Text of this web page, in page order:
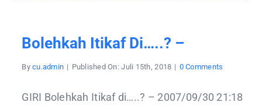
Bolehkah Itikaf Di…..? –
Bycu.admin | Published On: Juli 15th, 2018 | 0 Comments
di…..?
–
GIRI Bolehkah Itikaf di…..? – 2007/09/30 21:18